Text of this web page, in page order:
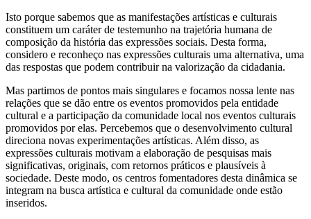
Isto porque sabemos que as manifestações artísticas e culturais
constituem um caráter de testemunho na trajetória humana de
composição da história das expressões sociais. Desta forma,
considero e reconheço nas expressões culturais uma alternativa, uma
das respostas que podem contribuir na valorização da cidadania.
Mas partimos de pontos mais singulares e focamos nossa lente nas
relações que se dão entre os eventos promovidos pela entidade
cultural e a participação da comunidade local nos eventos culturais
promovidos por elas. Percebemos que o desenvolvimento cultural
direciona novas experimentações artísticas. Além disso, as
expressões culturais motivam a elaboração de pesquisas mais
significativas, originais, com retornos práticos e plausíveis à
sociedade. Deste modo, os centros fomentadores desta dinâmica se
integram na busca artística e cultural da comunidade onde estão
inseridos.